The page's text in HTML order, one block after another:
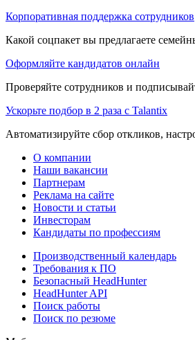
Корпоративная поддержка сотрудников
Какой соцпакет вы предлагаете
Оформляйте кандидатов онлайн
Проверяйте сотрудников и
Ускорьте подбор в 2 раза с Talantix
Автоматизируйте сбор откликов,
О компании
Наши вакансии
Партнерам
Реклама на сайте
Новости и статьи
Инвесторам
Кандидаты по профессиям
Производственный календарь
Требования к ПО
Безопасный HeadHunter
HeadHunter API
Поиск работы
Поиск по резюме